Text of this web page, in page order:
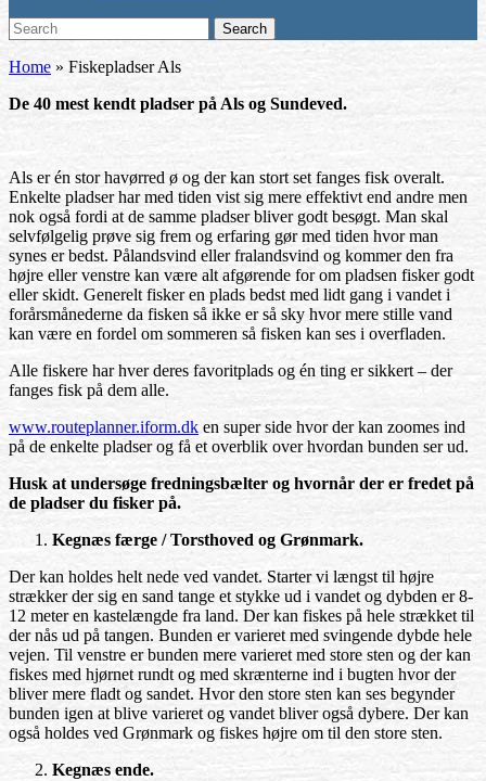
Search
for:
Search
Home » Fiskepladser Als
De 40 mest kendt pladser på Als og Sundeved.
Als er én stor havørred ø og der kan stort set fanges fisk overalt.
Enkelte pladser har med tiden vist sig mere effektivt end andre men
nok også fordi at de samme pladser bliver godt besøgt. Man skal
selvfølgelig prøve sig frem og erfaring gør med tiden hvor man
synes er bedst. Pålandsvind eller fralandsvind og kommer den fra
højre eller venstre kan være alt afgørende for om pladsen fisker godt
eller skidt. Generelt fisker en plads bedst med lidt gang i vandet i
forårsmånederne da fisken så ikke er så sky hvor mere stille vand
kan være en fordel om sommeren så fisken kan ses i overfladen.
Alle fiskere har hver deres favoritplads og én ting er sikkert – der
fanges fisk på dem alle.
www.routeplanner.iform.dk en super side hvor der kan zoomes ind
på de enkelte pladser og få et overblik over hvordan bunden ser ud.
Husk at undersøge fredningsbælter og hvornår der er fredet på
de pladser du fisker på.
Kegnæs færge / Torsthoved og Grønmark.
Der kan holdes helt nede ved vandet. Starter vi længst til højre
strækker der sig en sand tange et stykke ud i vandet og dybden er 8-
12 meter en kastelængde fra land. Der kan fiskes på hele strækket til
der nås ud på tangen. Bunden er varieret med svingende dybde hele
vejen. Til venstre er bunden mere varieret med store sten og der kan
fiskes med hjørnet rundt og med skrænterne ind i bugten hvor der
bliver mere fladt og sandet. Hvor den store sten kan ses begynder
bunden igen at blive varieret og vandet bliver også dybere. Der kan
også holdes ved Grønmark og fiskes højre om til den store sten.
Kegnæs ende.